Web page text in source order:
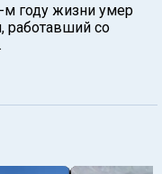
м году жизни умер
работавший со